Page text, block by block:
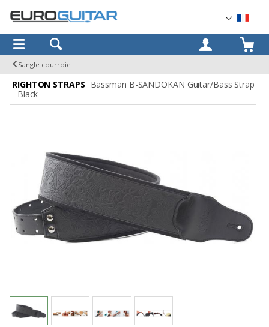
OK
Sangle courroie
RIGHTON STRAPS Bassman B-SANDOKAN Guitar/Bass Strap
- Black